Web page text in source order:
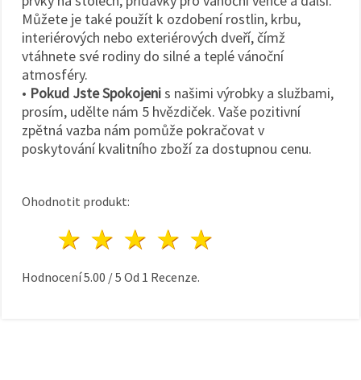
Můžete je také použít k ozdobení rostlin, krbu,
interiérových nebo exteriérových dveří, čímž
vtáhnete své rodiny do silné a teplé vánoční
atmosféry.
• Pokud Jste Spokojenis našimi výrobky a službami,
prosím, udělte nám 5 hvězdiček. Vaše pozitivní
zpětná vazba nám pomůže pokračovat v
poskytování kvalitního zboží za dostupnou cenu.
Ohodnotit produkt:
4 hvězdy
3 hvězdy
2 hvězdy
1 hvězda
Hodnocení5.00 /5 Od 1 Recenze.